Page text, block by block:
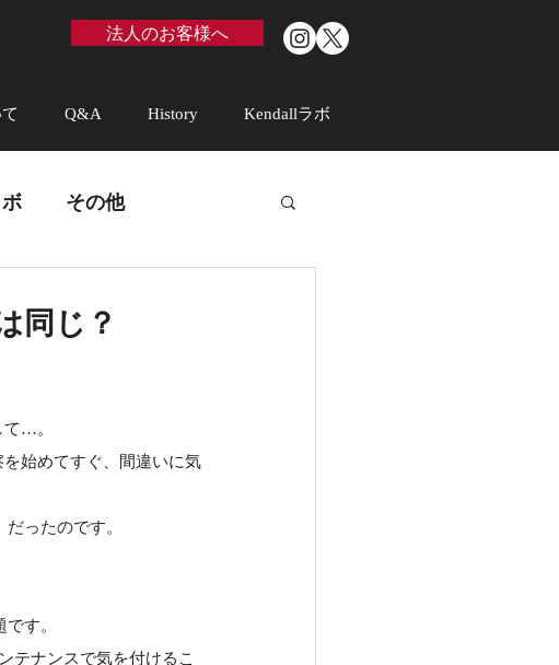
法人のお客様へ
Q&A History Kendallラボ
その他
同じ？
て…。
始めてすぐ、間違いに気
ったのです。
す。
テナンスで気を付けるこ